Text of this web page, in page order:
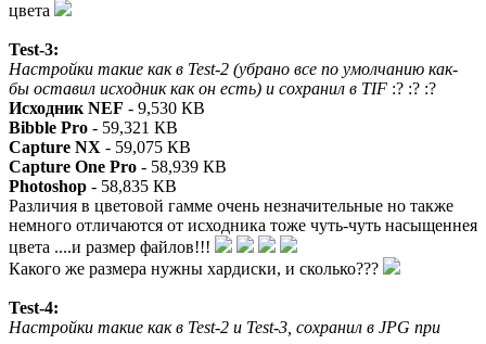
цвета
Test-3:
Настройки такие как в Test-2 (убрано все по умолчанию как-
бы оставил исходник как он есть) и сохранил в TIF :? :? :?
Исходник NEF - 9,530 КВ
Bibble Pro - 59,321 КВ
Capture NX - 59,075 КВ
Capture One Pro - 58,939 КВ
Photoshop - 58,835 КВ
Различия в цветовой гамме очень незначительные но также
немного отличаются от исходника тоже чуть-чуть насыщеннея
цвета ....и размер файлов!!!
Какого же размера нужны хардиски, и сколько???
Test-4:
Настройки такие как в Test-2 и Test-3, сохранил в JPG при